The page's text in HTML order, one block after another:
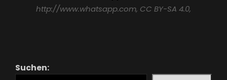
http://www.whatsapp.com, CC BY-SA 4.0,
Suchen: